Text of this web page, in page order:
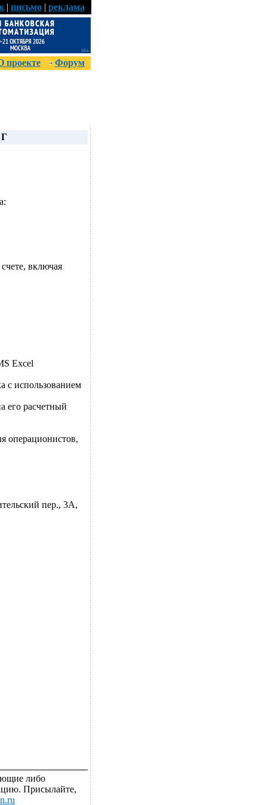
| письмо| реклама
проекте Форум
включая
Excel
с использованием
его расчетный
операционистов,
пер., 3А,
либо
Присылайте,